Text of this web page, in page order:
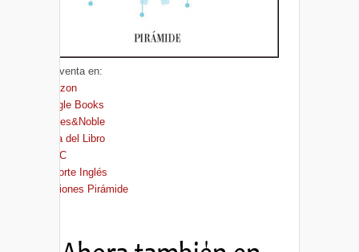
A la venta en:
Amazon
Google Books
Barnes&Noble
Casa del Libro
FNAC
El Corte Inglés
Ediciones Pirámide